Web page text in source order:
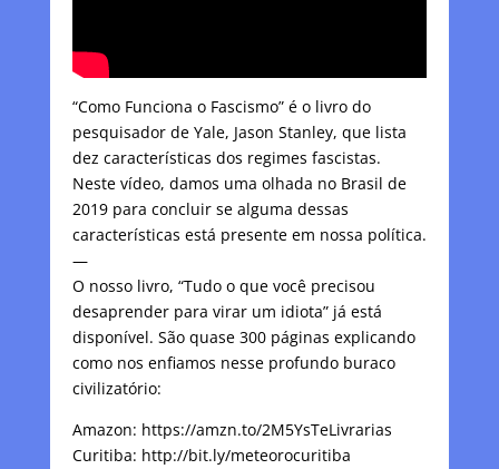
“Como Funciona o Fascismo” é o livro do
pesquisador de Yale, Jason Stanley, que lista
dez características dos regimes fascistas.
Neste vídeo, damos uma olhada no Brasil de
2019 para concluir se alguma dessas
características está presente em nossa política.
—
O nosso livro, “Tudo o que você precisou
desaprender para virar um idiota” já está
disponível. São quase 300 páginas explicando
como nos enfiamos nesse profundo buraco
civilizatório:
Amazon: https://amzn.to/2M5YsTeLivrarias
Curitiba: http://bit.ly/meteorocuritiba